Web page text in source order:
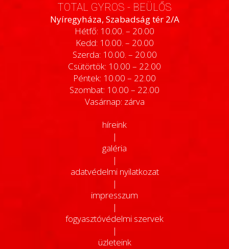
TOTAL GYROS - BEÜLŐS
Nyíregyháza, Szabadság tér 2/A
Hétfő: 10.00. – 20.00
Kedd: 10.00. – 20.00
Szerda: 10.00. – 20.00
Csütörtök: 10.00 – 22.00
Péntek: 10.00 – 22.00
Szombat: 10.00 – 22.00
Vasárnap: zárva
híreink
|
galéria
|
adatvédelmi nyilatkozat
|
impresszum
|
fogyasztóvédelmi szervek
|
üzleteink